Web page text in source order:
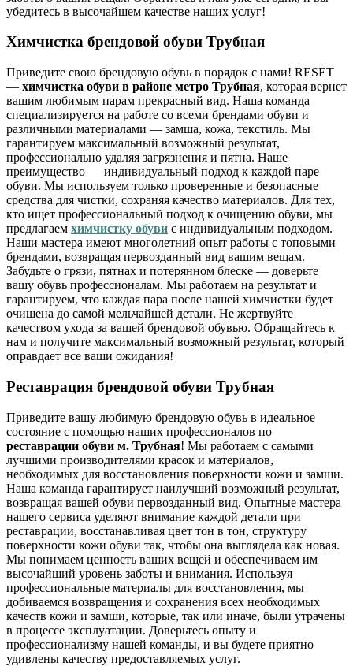
убедитесь в высочайшем качестве наших услуг!
Химчистка брендовой обуви Трубная
Приведите свою брендовую обувь в порядок с нами! RESET
— химчистка обуви в районе метро Трубная, которая вернет
вашим любимым парам прекрасный вид. Наша команда
специализируется на работе со всеми брендами обуви и
различными материалами — замша, кожа, текстиль. Мы
гарантируем максимальный возможный результат,
профессионально удаляя загрязнения и пятна. Наше
преимущество — индивидуальный подход к каждой паре
обуви. Мы используем только проверенные и безопасные
средства для чистки, сохраняя качество материалов. Для тех,
кто ищет профессиональный подход к очищению обуви, мы
предлагаем химчистку обуви с индивидуальным подходом.
Наши мастера имеют многолетний опыт работы с топовыми
брендами, возвращая первозданный вид вашим вещам.
Забудьте о грязи, пятнах и потерянном блеске — доверьте
вашу обувь профессионалам. Мы работаем на результат и
гарантируем, что каждая пара после нашей химчистки будет
очищена до самой мельчайшей детали. Не жертвуйте
качеством ухода за вашей брендовой обувью. Обращайтесь к
нам и получите максимальный возможный результат, который
оправдает все ваши ожидания!
Реставрация брендовой обуви Трубная
Приведите вашу любимую брендовую обувь в идеальное
состояние с помощью наших профессионалов по
реставрации обуви м. Трубная! Мы работаем с самыми
лучшими производителями красок и материалов,
необходимых для восстановления поверхности кожи и замши.
Наша команда гарантирует наилучший возможный результат,
возвращая вашей обуви первозданный вид. Опытные мастера
нашего сервиса уделяют внимание каждой детали при
реставрации, восстанавливая цвет тон в тон, структуру
поверхности кожи обуви так, чтобы она выглядела как новая.
Мы понимаем ценность ваших вещей и обеспечиваем им
высочайший уровень заботы и внимания. Используя
профессиональные материалы для восстановления, мы
добиваемся возвращения и сохранения всех необходимых
качеств кожи и замши, которые, так или иначе, были утрачены
в процессе эксплуатации. Доверьтесь опыту и
профессионализму нашей команды, и вы будете приятно
удивлены качеству предоставляемых услуг.